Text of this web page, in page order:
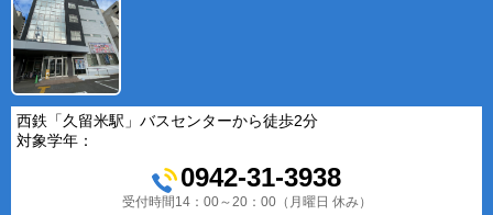
西鉄「久留米駅」バスセンターから徒歩2分
対象学年：
0942-31-3938
受付時間14：00～20：00（月曜日 休み）